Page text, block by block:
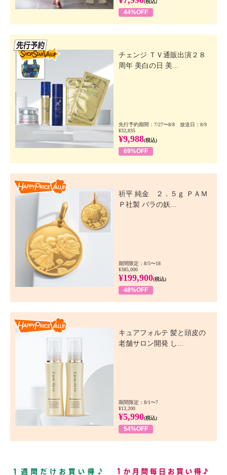
(税込)
44%OFF
チェンジ ＴＶ通販出演２８
周年 美白の日 美...
先行予約期間：7/27〜8/8 放送日：8/9
¥32,835
¥9,988(税込)
69%OFF
祈平 純金 ２．５ｇ ＰＡＭ
Ｐ社製 バラの妖...
期間限定：8/5〜18
¥385,000
¥199,900(税込)
48%OFF
キュアフォルテ 髪と頭皮の
老舗サロン開発 し...
期間限定：8/1〜7
¥13,200
¥5,990(税込)
54%OFF